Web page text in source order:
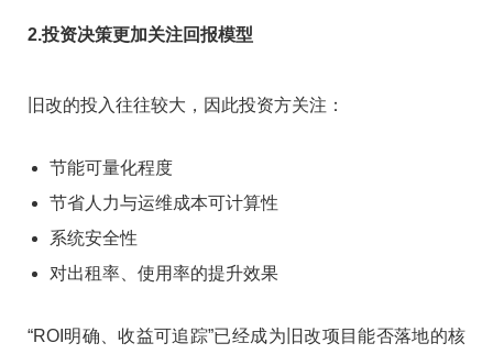
2.投资决策更加关注回报模型
旧改的投入往往较大，因此投资方关注：
节能可量化程度
节省人力与运维成本可计算性
系统安全性
对出租率、使用率的提升效果
“ROI明确、收益可追踪”已经成为旧改项目能否落地的核